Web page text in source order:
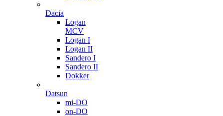
Dacia
Logan
MCV
Logan I
Logan II
Sandero I
Sandero II
Dokker
Datsun
mi-DO
on-DO